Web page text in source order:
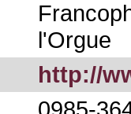
l'Orgue
http://